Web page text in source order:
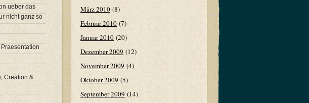
ueber das
nicht ganz so
Creation &
März 2010 (8)
Februar 2010 (7)
Januar 2010 (20)
Dezember 2009 (12)
November 2009 (4)
Oktober 2009 (5)
September 2009 (14)